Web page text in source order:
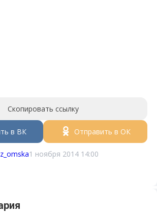
Скопировать ссылку
в ВК Отправить в ОК
1 ноября 2014 14:00